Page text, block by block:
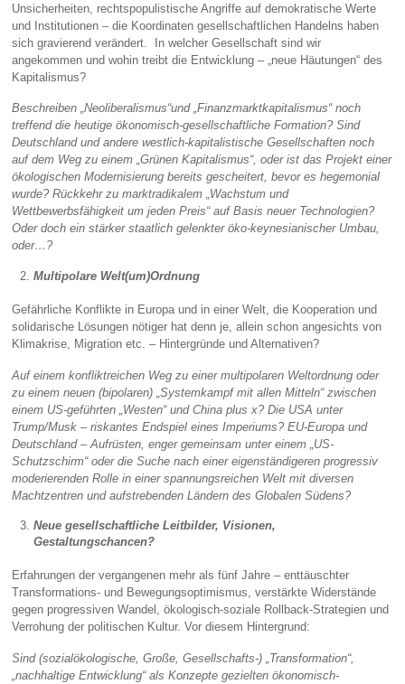
Unsicherheiten, rechtspopulistische Angriffe auf demokratische Werte
und Institutionen – die Koordinaten gesellschaftlichen Handelns haben
sich gravierend verändert. In welcher Gesellschaft sind wir
angekommen und wohin treibt die Entwicklung – „neue Häutungen“ des
Kapitalismus?
Beschreiben „Neoliberalismus“und „Finanzmarktkapitalismus“ noch
treffend die heutige ökonomisch-gesellschaftliche Formation? Sind
Deutschland und andere westlich-kapitalistische Gesellschaften noch
auf dem Weg zu einem „Grünen Kapitalismus“, oder ist das Projekt einer
ökologischen Modernisierung bereits gescheitert, bevor es hegemonial
wurde? Rückkehr zu marktradikalem „Wachstum und
Wettbewerbsfähigkeit um jeden Preis“ auf Basis neuer Technologien?
Oder doch ein stärker staatlich gelenkter öko-keynesianischer Umbau,
oder…?
Multipolare Welt(um)Ordnung
Gefährliche Konflikte in Europa und in einer Welt, die Kooperation und
solidarische Lösungen nötiger hat denn je, allein schon angesichts von
Klimakrise, Migration etc. – Hintergründe und Alternativen?
Auf einem konfliktreichen Weg zu einer multipolaren Weltordnung oder
zu einem neuen (bipolaren) „Systemkampf mit allen Mitteln“ zwischen
einem US-geführten „Westen“ und China plus x? Die USA unter
Trump/Musk – riskantes Endspiel eines Imperiums? EU-Europa und
Deutschland – Aufrüsten, enger gemeinsam unter einem „US-
Schutzschirm“ oder die Suche nach einer eigenständigeren progressiv
moderierenden Rolle in einer spannungsreichen Welt mit diversen
Machtzentren und aufstrebenden Ländern des Globalen Südens?
Neue gesellschaftliche Leitbilder, Visionen,
Gestaltungschancen?
Erfahrungen der vergangenen mehr als fünf Jahre – enttäuschter
Transformations- und Bewegungsoptimismus, verstärkte Widerstände
gegen progressiven Wandel, ökologisch-soziale Rollback-Strategien und
Verrohung der politischen Kultur. Vor diesem Hintergrund:
Sind (sozialökologische, Große, Gesellschafts-) „Transformation“,
„nachhaltige Entwicklung“ als Konzepte gezielten ökonomisch-